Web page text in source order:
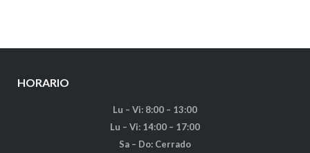
HORARIO
Lu – Vi: 8:00 – 13:00
Lu – Vi: 14:00 – 17:00
Sa – Do: Cerrado